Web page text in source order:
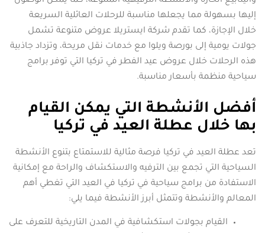
إليها بسهولة مما يجعلها مناسبة للرحلات العائلية السريعة
خلال الإجازة، كما تقدم شركة ايستريلا عروض متنوعة تشمل
جولات يومية إلى بورصة ويلوا مع خدمات نقل مريحة، وتزداد جاذبية
هذه الرحلات خلال عروض عيد الفطر في تركيا التي توفر برامج
سياحية منظمة بأسعار مناسبة.
أفضل الأنشطة التي يمكن القيام
بها خلال عطلة العيد في تركيا
تعد عطلة العيد في تركيا فرصة مثالية للاستمتاع بتنوع الأنشطة
السياحية التي تجمع بين الترفيه والاستكشاف والراحة مع إمكانية
الاستفادة من برامج سياحية في تركيا في العيد التي تغطي أهم
المعالم والأنشطة وتتمثل أبرز الأنشطة فيما يلي:
القيام بجولات استكشافية في المدن التاريخية للتعرف على